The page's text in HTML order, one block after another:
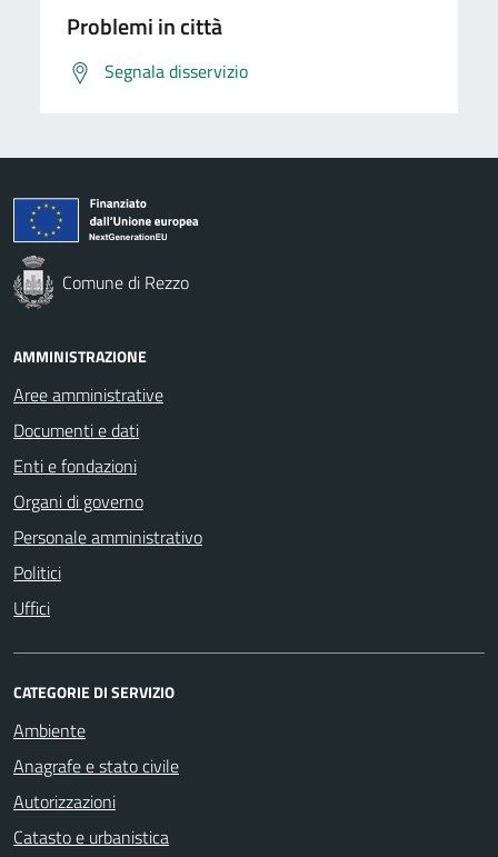
Problemi in città
Segnala disservizio
Comune di Rezzo
AMMINISTRAZIONE
Aree amministrative
Documenti e dati
Enti e fondazioni
Organi di governo
Personale amministrativo
Politici
Uffici
CATEGORIE DI SERVIZIO
Ambiente
Anagrafe e stato civile
Autorizzazioni
Catasto e urbanistica